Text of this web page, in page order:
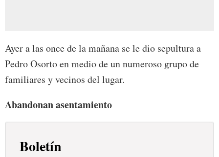
Ayer a las once de la mañana se le dio sepultura a
Pedro Osorto en medio de un numeroso grupo de
familiares y vecinos del lugar.
Abandonan asentamiento
Boletín